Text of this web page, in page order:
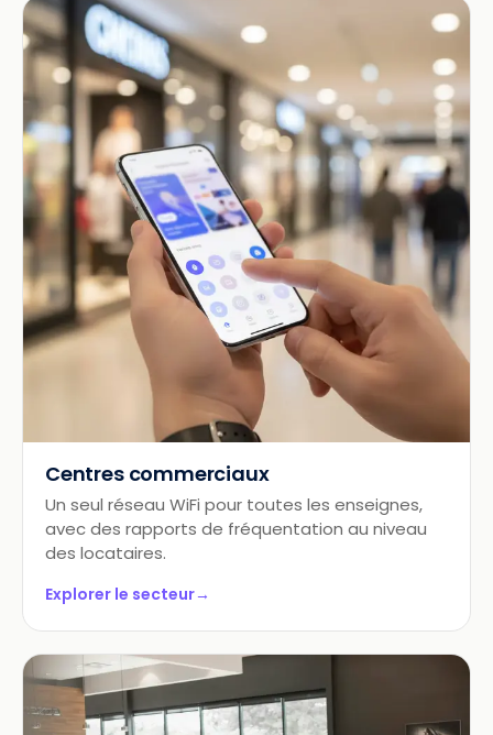
Centres commerciaux
Un seul réseau WiFi pour toutes les enseignes,
avec des rapports de fréquentation au niveau
des locataires.
Explorer le secteur→